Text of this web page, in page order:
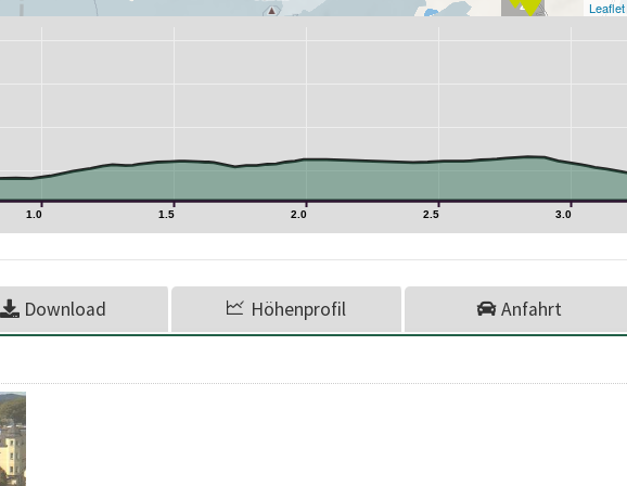
2 Leaflet
1.0 1.5 2.0 2.5 3.0
Download Höhenprofil Anfahrt